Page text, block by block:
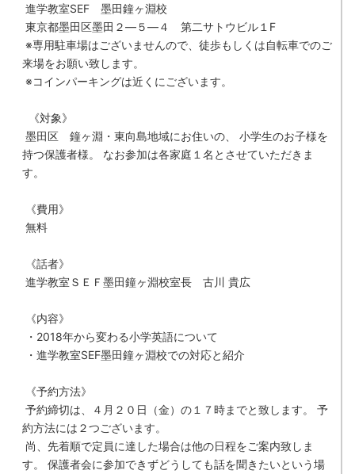
進学教室SEF墨田鐘ヶ淵校
東京都墨田区墨田２—５—４ 第二サトウビル１ F
※専用駐車場はございませんので、徒歩もしくは自転車でのご
来場をお願い致します。
※コインパーキングは近くにございます。
《対象》
墨田区 鐘ヶ淵・東向島地域にお住いの、
小学生のお子様を
持つ保護者様。
なお参加は各家庭１名とさせていただきま
す。
《費用》
無料
《話者》
進学教室ＳＥＦ墨田鐘ヶ淵校室長 古川 貴広
《内容》
・ 2018年から変わる小学英語について
・進学教室SEF墨田鐘ヶ淵校での対応と紹介
《予約方法》
予約締切は、４月２０日（金）の１７時までと致します。
予
約方法には２つございます。
尚、先着順で定員に達した場合は他の日程をご案内致しま
す。
保護者会に参加できずどうしても話を聞きたいという場